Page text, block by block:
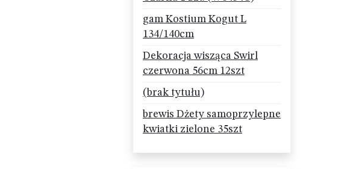
gam Kostium Kogut L
134/140cm
Dekoracja wisząca Swirl
czerwona 56cm 12szt
(brak tytułu)
brewis Dżety samoprzylepne
kwiatki zielone 35szt